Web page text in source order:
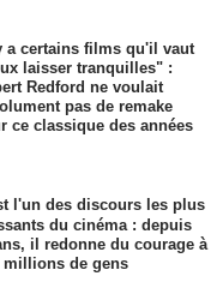
a certains films qu'il vaut
laisser tranquilles" :
Redford ne voulait
pas de remake
ce classique des années
l'un des discours les plus
du cinéma : depuis
il redonne du courage à
millions de gens